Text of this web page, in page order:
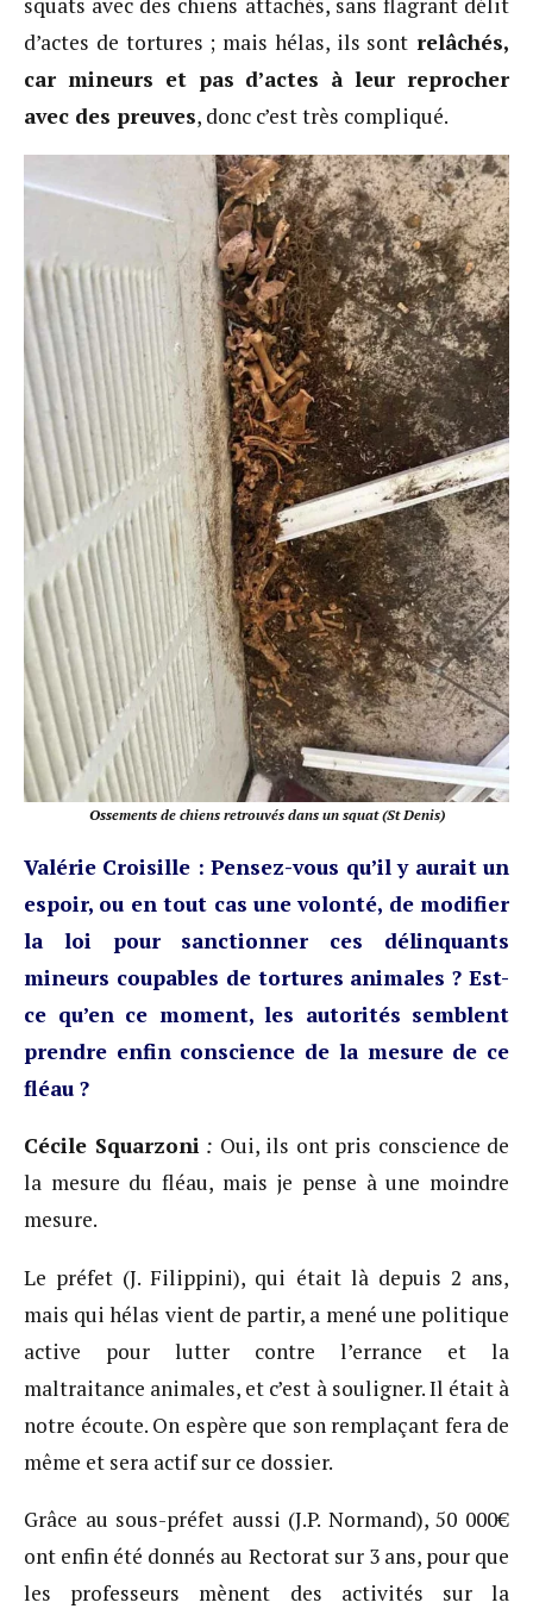
d’actes de tortures ; mais hélas, ils sont relâchés,
car mineurs et pas d’actes à leur reprocher
avec des preuves, donc c’est très compliqué.
Ossements de chiens retrouvés dans un squat (St Denis)
Valérie Croisille : Pensez-vous qu’il y aurait un
espoir, ou en tout cas une volonté, de modifier
la loi pour sanctionner ces délinquants
mineurs coupables de tortures animales ? Est-
ce qu’en ce moment, les autorités semblent
prendre enfin conscience de la mesure de ce
fléau ?
Cécile Squarzoni : Oui, ils ont pris conscience de
la mesure du fléau, mais je pense à une moindre
mesure.
Le préfet (J. Filippini), qui était là depuis 2 ans,
mais qui hélas vient de partir, a mené une politique
active pour lutter contre l’errance et la
maltraitance animales, et c’est à souligner. Il était à
notre écoute. On espère que son remplaçant fera de
même et sera actif sur ce dossier.
Grâce au sous-préfet aussi (J.P. Normand), 50 000€
ont enfin été donnés au Rectorat sur 3 ans, pour que
les professeurs mènent des activités sur la